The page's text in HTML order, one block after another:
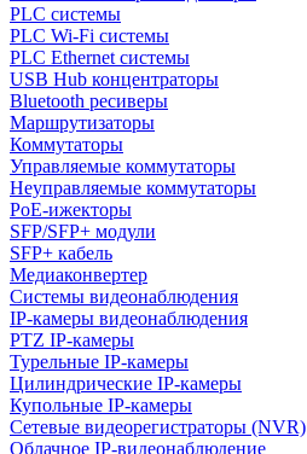
PLC системы
PLC Wi-Fi системы
PLC Ethernet системы
USB Hub концентраторы
Bluetooth ресиверы
Маршрутизаторы
Коммутаторы
Управляемые коммутаторы
Неуправляемые коммутаторы
PoE-ижекторы
SFP/SFP+ модули
SFP+ кабель
Медиаконвертер
Системы видеонаблюдения
IP-камеры видеонаблюдения
PTZ IP-камеры
Турельные IP-камеры
Цилиндрические IP-камеры
Купольные IP-камеры
Сетевые видеорегистраторы (NVR)
Облачное IP-видеонаблюдение